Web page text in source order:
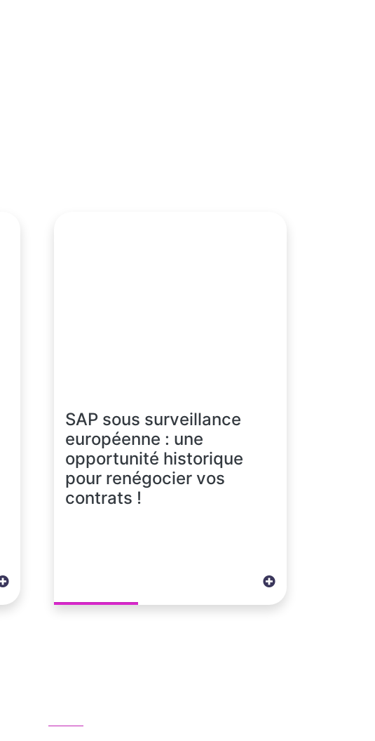
SAP sous surveillance
européenne : une
opportunité historique
pour renégocier vos
contrats !